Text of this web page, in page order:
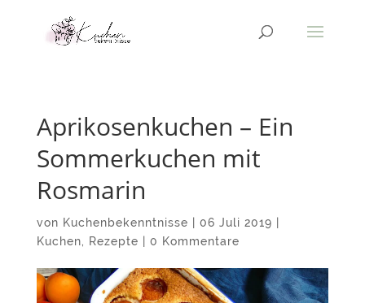
Aprikosenkuchen – Ein
Sommerkuchen mit
Rosmarin
von Kuchenbekenntnisse 06 Juli 2019
Kuchen
Rezepte 0 Kommentare